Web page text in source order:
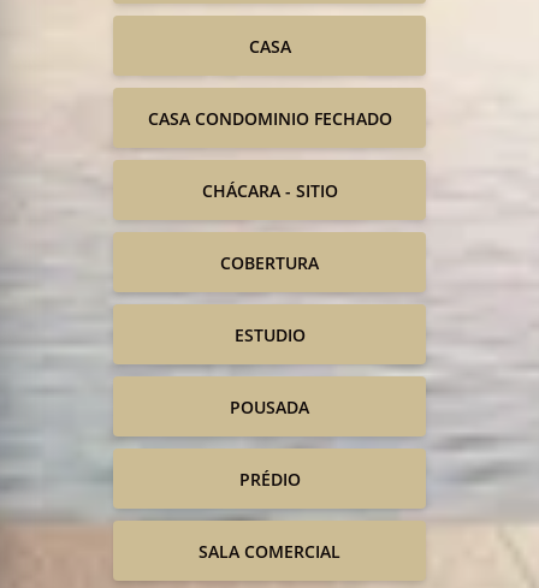
CASA
CASA CONDOMINIO FECHADO
CHÁCARA - SITIO
COBERTURA
ESTUDIO
POUSADA
PRÉDIO
SALA COMERCIAL